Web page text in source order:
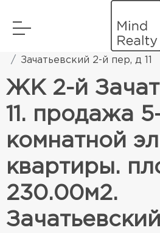
Элитная жилая
Зачатьевский 2-й пер, д 11
ЖК 2-й
11. продажа
комнатной
квартиры.
230.00м2.